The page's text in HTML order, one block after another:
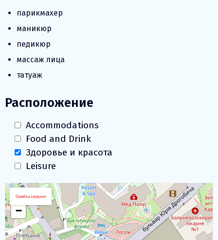
парикмахер
маникюр
педикюр
массаж лица
татуаж
Расположение
Accommodations
Food and Drink
Здоровье и красота
Leisure
Загрузка Карты
+
−
Ошибка загрузки